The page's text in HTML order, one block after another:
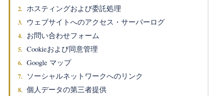
ホスティングおよび委託処理
ウェブサイトへのアクセス・サーバーログ
お問い合わせフォーム
Cookieおよび同意管理
Google マップ
ソーシャルネットワークへのリンク
個人データの第三者提供